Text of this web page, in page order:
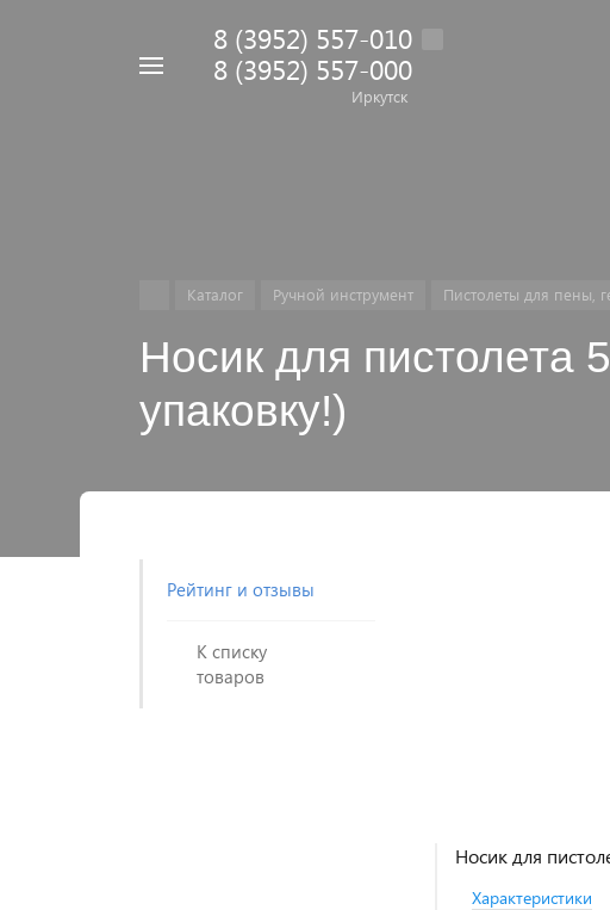
8 (3952) 557-010
8 (3952) 557-000
Иркутск
Каталог Ручной инструмент Пистолеты для пены,
Носик для пистолета
упаковку!)
Рейтинг и отзывы
К списку
товаров
Носик для
Характеристики